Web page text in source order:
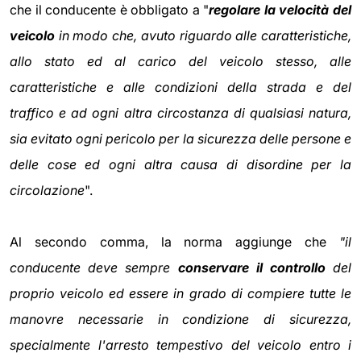
che il conducente è obbligato a "regolare la velocità del
veicolo in modo che, avuto riguardo alle caratteristiche,
allo stato ed al carico del veicolo stesso, alle
caratteristiche e alle condizioni della strada e del
traffico e ad ogni altra circostanza di qualsiasi natura,
sia evitato ogni pericolo per la sicurezza delle persone e
delle cose ed ogni altra causa di disordine per la
circolazione".
Al secondo comma, la norma aggiunge che "il
conducente deve sempre conservare il controllodel
proprio veicolo ed essere in grado di compiere tutte le
manovre necessarie in condizione di sicurezza,
specialmente l'arresto tempestivo del veicolo entro i